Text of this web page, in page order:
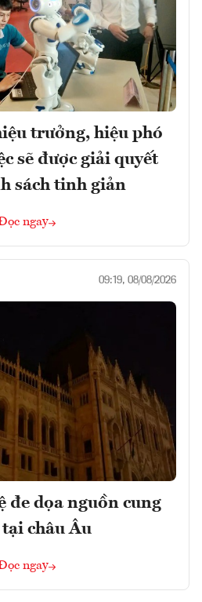
trưởng, hiệu phó
sẽ được giải quyết
sách tinh giản
ngay
09:19, 08/08/2026
đe dọa nguồn cung
châu Âu
ngay